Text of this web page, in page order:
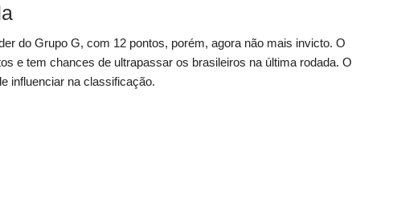
do Grupo G, com 12 pontos, porém, agora não mais invicto. O
e tem chances de ultrapassar os brasileiros na última rodada. O
influenciar na classificação.